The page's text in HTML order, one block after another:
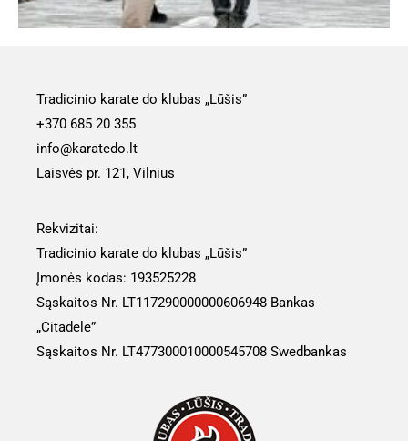
Tradicinio karate do klubas „Lūšis”
+370 685 20 355
info@karatedo.lt
Laisvės pr. 121, Vilnius
Rekvizitai:
Tradicinio karate do klubas „Lūšis”
Įmonės kodas: 193525228
Sąskaitos Nr. LT117290000000606948 Bankas
„Citadele”
Sąskaitos Nr. LT477300010000545708 Swedbankas